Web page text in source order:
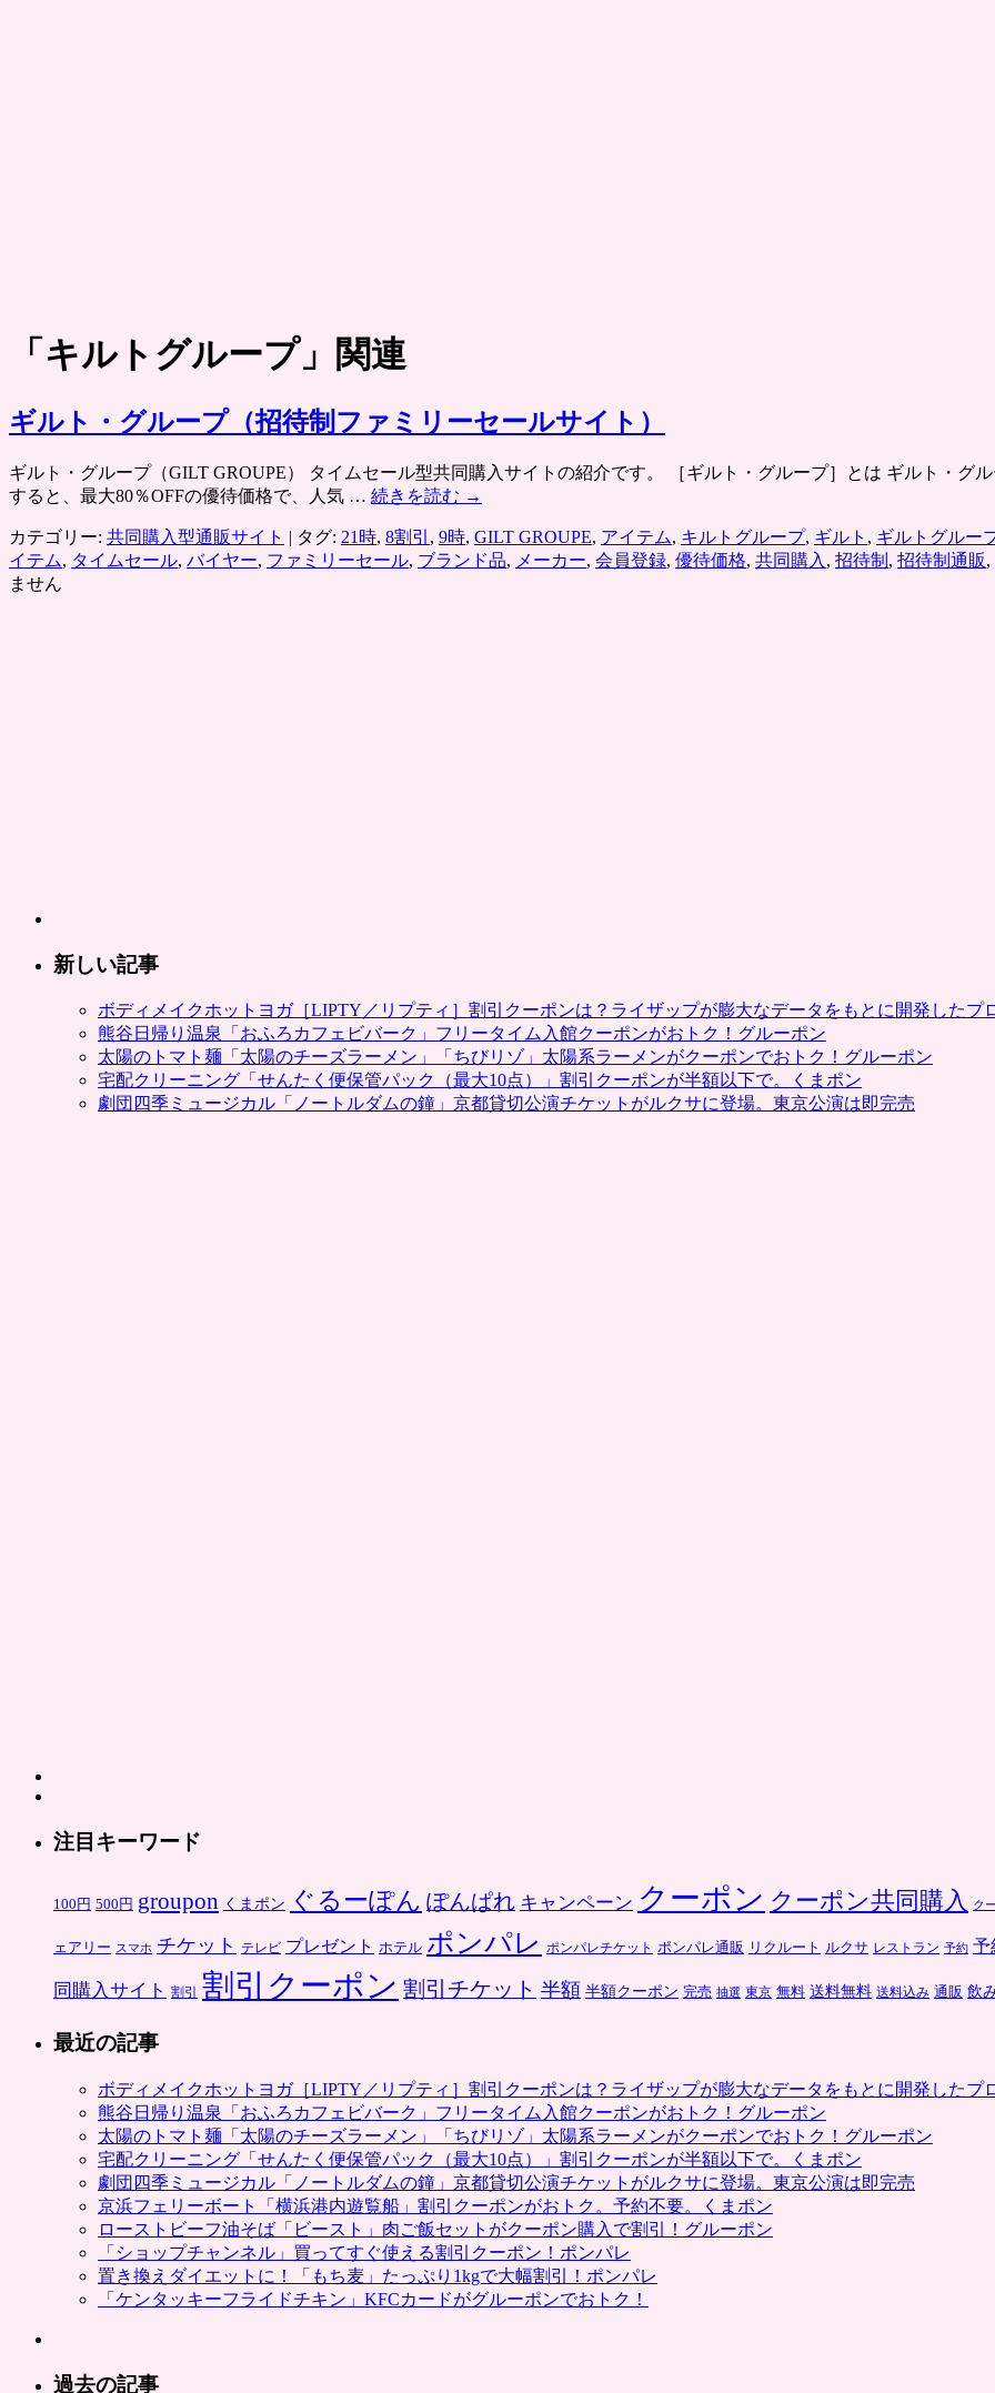
「 キルトグループ」関連
ギルト・グループ（招待制ファミリーセールサイト）
ギルト・グループ（GILT GROUPE） タイムセール型共同購入サイトの紹介です。 ［ギルト・グループ］とは ギルト・グ
すると、最大80％OFFの優待価格で、人気 … 続きを読む →
カテゴリー: 共同購入型通販サイト | タグ: 21時, 8割引 , 9時, GILT GROUPE, アイテム, キルトグループ, ギルト , ギルトグルー
イテム, タイムセール, バイヤー, ファミリーセール, ブランド品, メーカー, 会員登録, 優待価格, 共同購入 , 招待制 , 招待制通販,
ません
新しい記事
ボディメイクホットヨガ［LIPTY／リプティ］割引クーポンは？ライザップが膨大なデータをもとに開発したプ
熊谷日帰り温泉「おふろカフェビバーク」フリータイム入館クーポンがおトク！グルーポン
太陽のトマト麺「太陽のチーズラーメン」「ちびリゾ」太陽系ラーメンがクーポンでおトク！グルーポン
宅配クリーニング「せんたく便保管パック（最大10点）」割引クーポンが半額以下で。くまポン
劇団四季ミュージカル「ノートルダムの鐘」京都貸切公演チケットがルクサに登場。東京公演は即完売
注目キーワード
100円 500円 groupon くまポン ぐるーぽん ぽんぱれ キャンペーン クーポン クーポン共同購入 ク
ェアリー スマホ チケット テレビ プレゼント ホテル ポンパレ ポンパレチケット ポンパレ通販 リクルート ルクサ レストラン 予約 予
同購入サイト 割引 割引クーポン 割引チケット 半額 半額クーポン 完売 抽選 東京 無料 送料無料 送料込み 通販 飲
最近の記事
ボディメイクホットヨガ［LIPTY／リプティ］割引クーポンは？ライザップが膨大なデータをもとに開発したプ
熊谷日帰り温泉「おふろカフェビバーク」フリータイム入館クーポンがおトク！グルーポン
太陽のトマト麺「太陽のチーズラーメン」「ちびリゾ」太陽系ラーメンがクーポンでおトク！グルーポン
宅配クリーニング「せんたく便保管パック（最大10点）」割引クーポンが半額以下で。くまポン
劇団四季ミュージカル「ノートルダムの鐘」京都貸切公演チケットがルクサに登場。東京公演は即完売
京浜フェリーボート「横浜港内遊覧船」割引クーポンがおトク。予約不要。くまポン
ローストビーフ油そば「ビースト」肉ご飯セットがクーポン購入で割引！グルーポン
「ショップチャンネル」買ってすぐ使える割引クーポン！ポンパレ
置き換えダイエットに！「もち麦」たっぷり1kgで大幅割引！ポンパレ
「ケンタッキーフライドチキン」KFCカードがグルーポンでおトク！
過去の記事